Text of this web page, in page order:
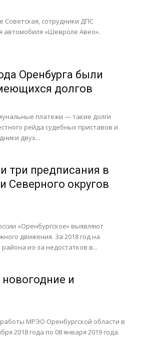
Советская, сотрудники ДПС
автомобиля «Шевроле Авео».
Оренбурга были
долгов
платежи — такие долги
рейда судебных приставов и
двух...
три предписания в
округов
«Оренбургское» выявляют
движения. За 2018 год на
из-за недостатков в...
и
МРЭО Оренбургской области в
2018 года по 08 января 2019 года.